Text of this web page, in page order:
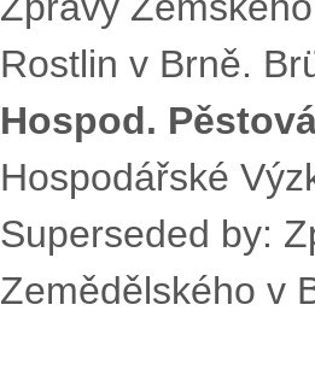
Rostlin v Brně.
Hospod.
Hospodářské
Superseded by:
Zemědělského v